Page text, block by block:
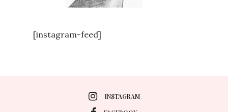
[instagram-feed]
INSTAGRAM